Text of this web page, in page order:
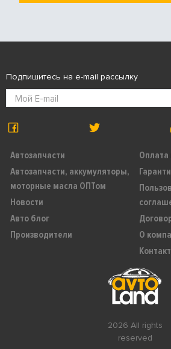
2026 All rights
reserved
Автозапчасти
Автозапчасти, аккумуляторы,
моторные масла ОПТом
Новости
Авто блог
Производители
Оплата
О
Подпишитесь на e-mail рассылку